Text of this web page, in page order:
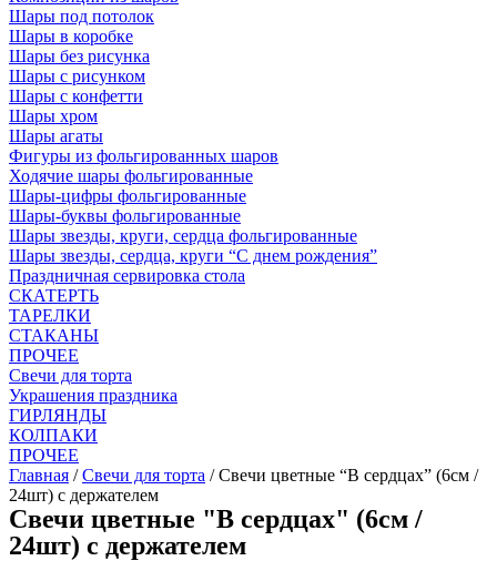
Шары под потолок
Шары в коробке
Шары без рисунка
Шары с рисунком
Шары с конфетти
Шары хром
Шары агаты
Фигуры из фольгированных шаров
Ходячие шары фольгированные
Шары-цифры фольгированные
Шары-буквы фольгированные
Шары звезды, круги, сердца фольгированные
Шары звезды, сердца, круги “С днем рождения”
Праздничная сервировка стола
СКАТЕРТЬ
ТАРЕЛКИ
СТАКАНЫ
ПРОЧЕЕ
Свечи для торта
Украшения праздника
ГИРЛЯНДЫ
КОЛПАКИ
ПРОЧЕЕ
Главная /Свечи для торта / Свечи цветные “В сердцах” (6см /
24шт) с держателем
Свечи цветные "В сердцах" (6см /
24шт) с держателем